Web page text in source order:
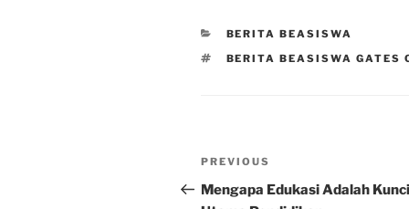
CATEGORIES
BERITA BEASISWA
TAGS
BERITA BEASISWA GATES
Post
navigation
Previous
Post
PREVIOUS
Mengapa Edukasi Adalah Kunci